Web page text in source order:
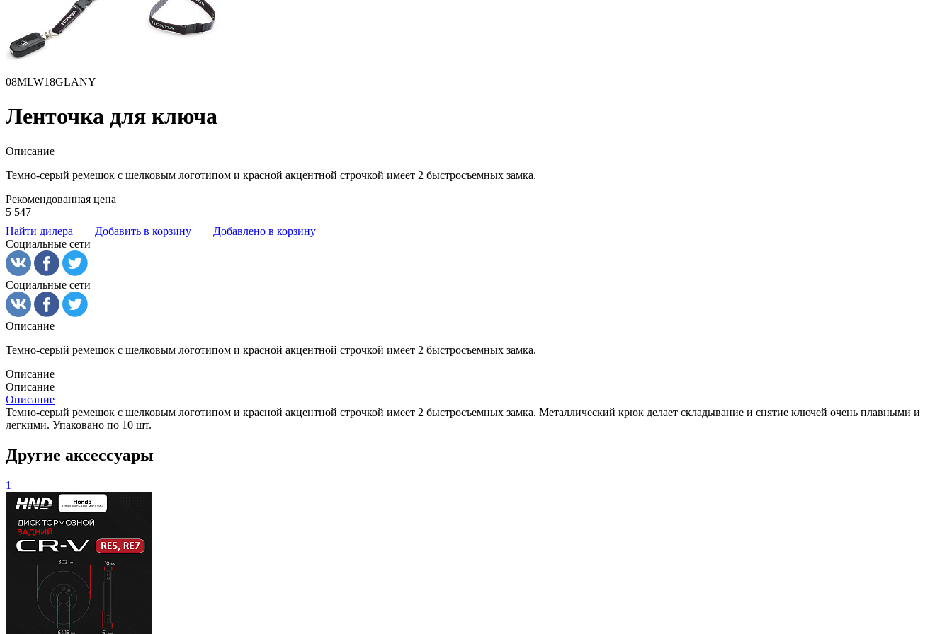
08MLW18GLANY
Ленточка для ключа
Описание
Темно-серый ремешок с шелковым логотипом и красной акцентной строчкой имеет 2 быстросъемных замка.
Рекомендованная цена
5 547
Найти дилера
Добавить в корзину
Добавлено в корзину
Социальные сети
Социальные сети
Описание
Темно-серый ремешок с шелковым логотипом и красной акцентной строчкой имеет 2 быстросъемных замка.
Описание
Описание
Описание
Темно-серый ремешок с шелковым логотипом и красной акцентной строчкой имеет 2 быстросъемных замка. Металлический крюк делает складывание и снятие ключей очень плавными и
легкими. Упаковано по 10 шт.
Другие аксессуары
1